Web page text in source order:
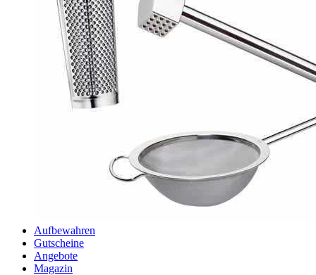
Aufbewahren
Gutscheine
Angebote
Magazin